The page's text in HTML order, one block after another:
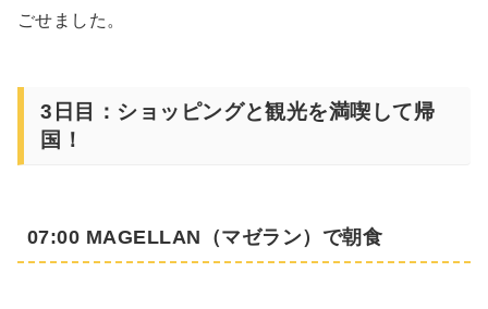
ごせました。
3日目：ショッピングと観光を満喫して帰
国！
07:00 MAGELLAN（マゼラン）で朝食